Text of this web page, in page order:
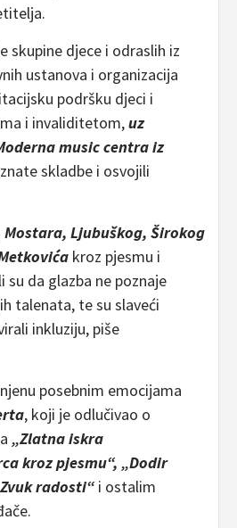
skupine djece i odraslih iz
ustanova i organizacija
podršku djeci i
i invaliditetom,uz
music centra iz
skladbe i osvojili
Ljubuškog, Širokog
kroz pjesmu i
da glazba ne poznaje
talenata, te su slaveći
inkluziju, piše
posebnim emocijama
, koji je odlučivao o
„Zlatna iskra
kroz pjesmu“, „Dodir
radosti“ i ostalim